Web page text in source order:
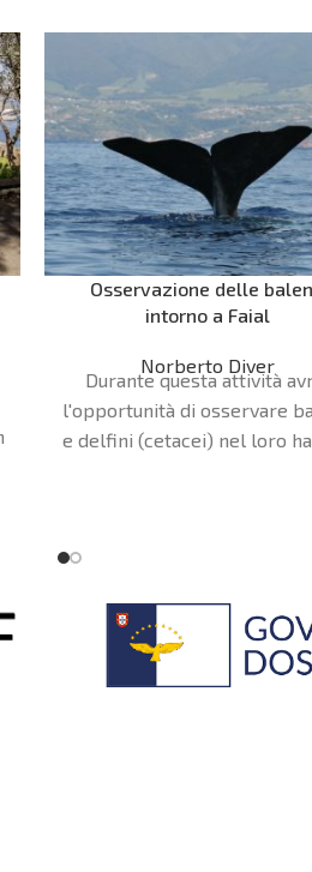
Osservazione delle
intorno a Faial
Norberto Diver
Durante questa attività
l'opportunità di osservare
e delfini (cetacei) nel loro
dal tuo livello di forma
sono i benvenuti! Se hai
disabilità che richiede